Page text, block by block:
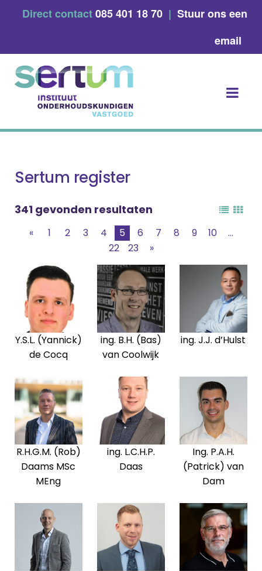
Direct contact085 401 18 70 | Stuur ons een
email
Sertum register
341 gevonden resultaten
« 1 2 3 4 5 6 7 8 9 10
...
22
23 »
Y.S.L. (Yannick)
de Cocq
ing. B.H. (Bas)
van Coolwijk
ing. J.J. d’Hulst
R.H.G.M. (Rob)
Daams MSc
MEng
ing. L.C.H.P.
Daas
Ing. P.A.H.
(Patrick) van
Dam